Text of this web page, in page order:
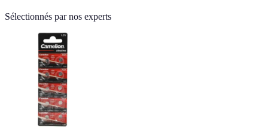
Sélectionnés par nos experts